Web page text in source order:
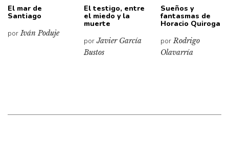
El mar de
Santiago
porIván Poduje
El testigo, entre
el miedo y la
muerte
porJavier García
Bustos
Sueños y
fantasmas de
Horacio Quiroga
porRodrigo
Olavarría